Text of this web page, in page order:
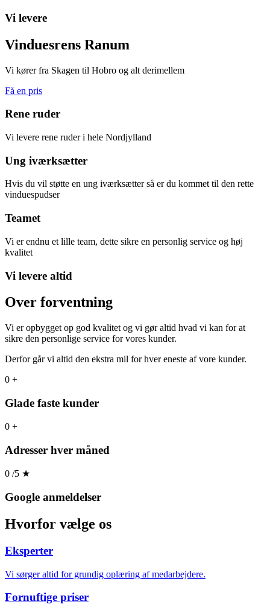
Vi levere
Vinduesrens Ranum
Vi kører fra Skagen til Hobro og alt derimellem
Få en pris
Rene ruder
Vi levere rene ruder i hele Nordjylland
Ung iværksætter
Hvis du vil støtte en ung iværksætter så er du kommet til den rette
vinduespudser
Teamet
Vi er endnu et lille team, dette sikre en personlig service og høj
kvalitet
Vi levere altid
Over forventning
Vi er opbygget op god kvalitet og vi gør altid hvad vi kan for at
sikre den personlige service for vores kunder.
Derfor går vi altid den ekstra mil for hver eneste af vore kunder.
0 +
Glade faste kunder
0 +
Adresser hver måned
0 /5 ★
Google anmeldelser
Hvorfor vælge os
Eksperter
Vi sørger altid for grundig oplæring af medarbejdere.
Fornuftige priser